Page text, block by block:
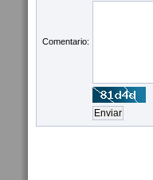
Comentario: